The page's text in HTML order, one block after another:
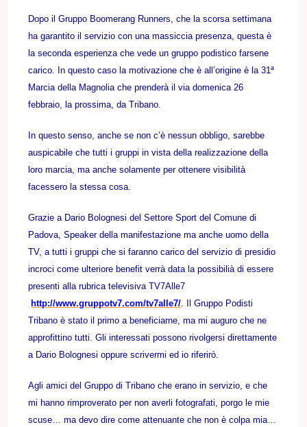
Dopo il Gruppo Boomerang Runners, che la scorsa settimana
ha garantito il servizio con una massiccia presenza, questa è
la seconda esperienza che vede un gruppo podistico farsene
carico. In questo caso la motivazione che è all’origine è la 31ª
Marcia della Magnolia che prenderà il via domenica 26
febbraio, la prossima, da Tribano.
In questo senso, anche se non c’è nessun obbligo, sarebbe
auspicabile che tutti i gruppi in vista della realizzazione della
loro marcia, ma anche solamente per ottenere visibilità
facessero la stessa cosa.
Grazie a Dario Bolognesi del Settore Sport del Comune di
Padova, Speaker della manifestazione ma anche uomo della
TV, a tutti i gruppi che si faranno carico del servizio di presidio
incroci come ulteriore benefit verrà data la possibilià di essere
presenti alla rubrica televisiva TV7Alle7
http://www.gruppotv7.com/tv7alle7/ . Il Gruppo Podisti
Tribano è stato il primo a beneficiarne, ma mi auguro che ne
approfittino tutti. Gli interessati possono rivolgersi direttamente
a Dario Bolognesi oppure scrivermi ed io riferirò.
Agli amici del Gruppo di Tribano che erano in servizio, e che
mi hanno rimproverato per non averli fotografati, porgo le mie
scuse… ma devo dire come attenuante che non è colpa mia…